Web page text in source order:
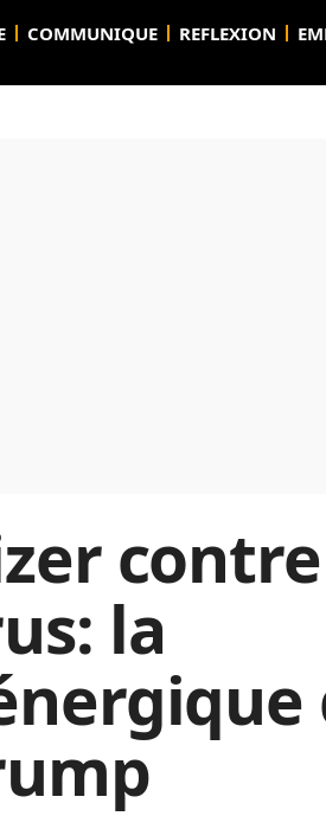
COMMUNIQUE REFLEXION
la